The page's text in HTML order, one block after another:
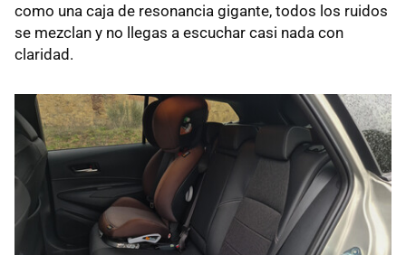
como una caja de resonancia gigante, todos los ruidos
se mezclan y no llegas a escuchar casi nada con
claridad.